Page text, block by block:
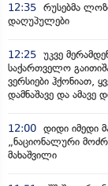
12:35 რუსებმა
დაღუპულები
12:25 უკვე
საქართველო
ვერსიები ჰქონიათ,
დამნაშავე და
12:00 დიდი იმედი
„ნაციონალური
მახაშვილი